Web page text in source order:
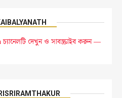
চ্যানেলটি দেখুন ও সাবস্ক্রাইব করুন —